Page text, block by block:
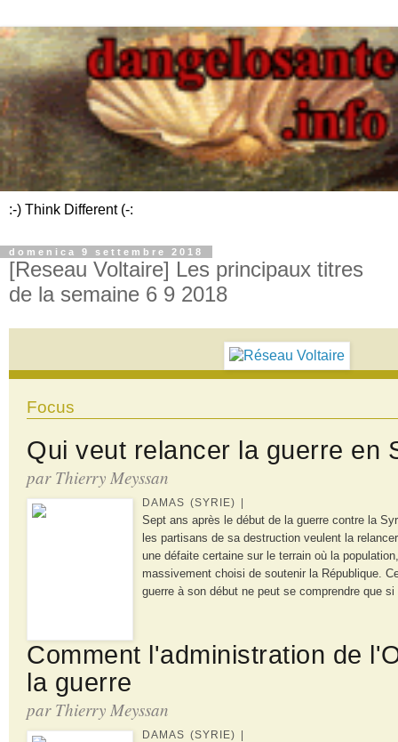
:-) Think Different (-:
domenica 9 settembre 2018
[Reseau Voltaire] Les principaux titres
de la semaine 6 9 2018
Focus
Qui veut relancer la guerre en
par Thierry Meyssan
DAMAS (SYRIE) |
Sept ans après le début de la guerre contre la
les partisans de sa destruction veulent la
une défaite certaine sur le terrain où la
massivement choisi de soutenir la République.
guerre à son début ne peut se comprendre que
Comment l'administration de
la guerre
par Thierry Meyssan
DAMAS (SYRIE) |